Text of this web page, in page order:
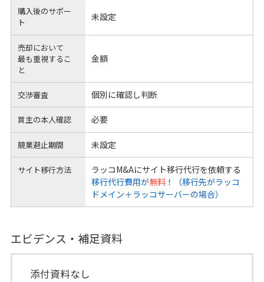
購入後のサポー
ト
未設定
売却において
最も重視するこ
と
金額
交渉審査 個別に確認し判断
買主の本人確認 必要
競業避止期間 未設定
サイト移行方法
ラッコM&Aにサイト移行代行を依頼する
移行代行費用が無料！（移行先がラッコ
ドメイン＋ラッコサーバーの場合）
エビデンス・補足資料
添付資料なし